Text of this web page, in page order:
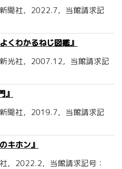
聞社，2022.7，当館請求記
くわかるねじ図鑑』
光社，2007.12，当館請求記
』
聞社，2019.7，当館請求記
キホン』
，2022.2，当館請求記号：